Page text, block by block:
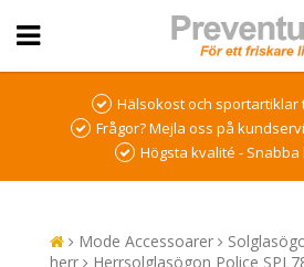
Hälsokost och sportartiklar
Frågor? Mejla oss på
Högsta kvalité -
Mode Accessoarer
herr
Herrsolglasögon Police